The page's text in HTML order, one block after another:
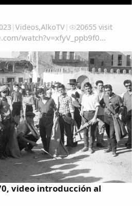
| Videos,AlkoTV| 20655 visit
watch?v=xfyV_ppb9f0...
video introducción al